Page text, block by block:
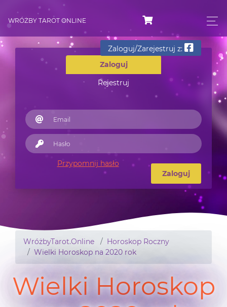
WRÓŻBY TAROT ONLINE
Zaloguj
Rejestruj
Zaloguj/Zarejestruj z:
Przypomnij hasło
Zaloguj
WróżbyTarot.Online
Horoskop Roczny
Wielki Horoskop na 2020 rok
Wielki Horoskop